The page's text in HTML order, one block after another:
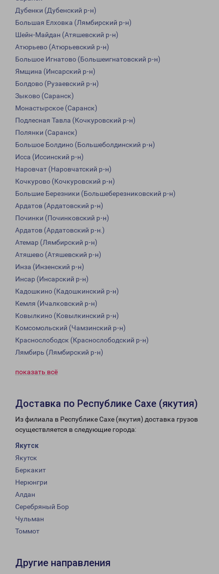
Дубенки (Дубенский р-н)
Большая Елховка (Лямбирский р-н)
Шейн-Майдан (Атяшевский р-н)
Атюрьево (Атюрьевский р-н)
Большое Игнатово (Большеигнатовский р-н)
Ямщина (Инсарский р-н)
Болдово (Рузаевский р-н)
Зыково (Саранск)
Монастырское (Саранск)
Подлесная Тавла (Кочкуровский р-н)
Полянки (Саранск)
Большое Болдино (Большеболдинский р-н)
Исса (Иссинский р-н)
Наровчат (Наровчатский р-н)
Кочкурово (Кочкуровский р-н)
Большие Березники (Большеберезниковский р-н)
Ардатов (Ардатовский р-н)
Починки (Починковский р-н)
Ардатов (Ардатовский р-н.)
Атемар (Лямбирский р-н)
Атяшево (Атяшевский р-н)
Инза (Инзенский р-н)
Инсар (Инсарский р-н)
Кадошкино (Кадошкинский р-н)
Кемля (Ичалковский р-н)
Ковылкино (Ковылкинский р-н)
Комсомольский (Чамзинский р-н)
Краснослободск (Краснослободский р-н)
Лямбирь (Лямбирский р-н)
показать всё
Доставка по Республике Сахе (якутия)
Из филиала в Республике Сахе (якутия) доставка грузов
осуществляется в следующие города:
Якутск
Якутск
Беркакит
Нерюнгри
Алдан
Серебряный Бор
Чульман
Томмот
Другие направления